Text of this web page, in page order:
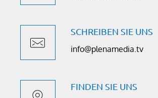
SCHREIBEN SIE UNS
info@plenamedia.tv
FINDEN SIE UNS